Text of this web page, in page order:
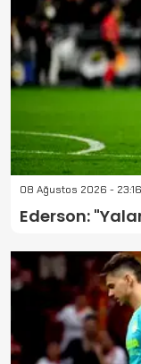
08 Ağustos 2026 - 23:16
Ederson: